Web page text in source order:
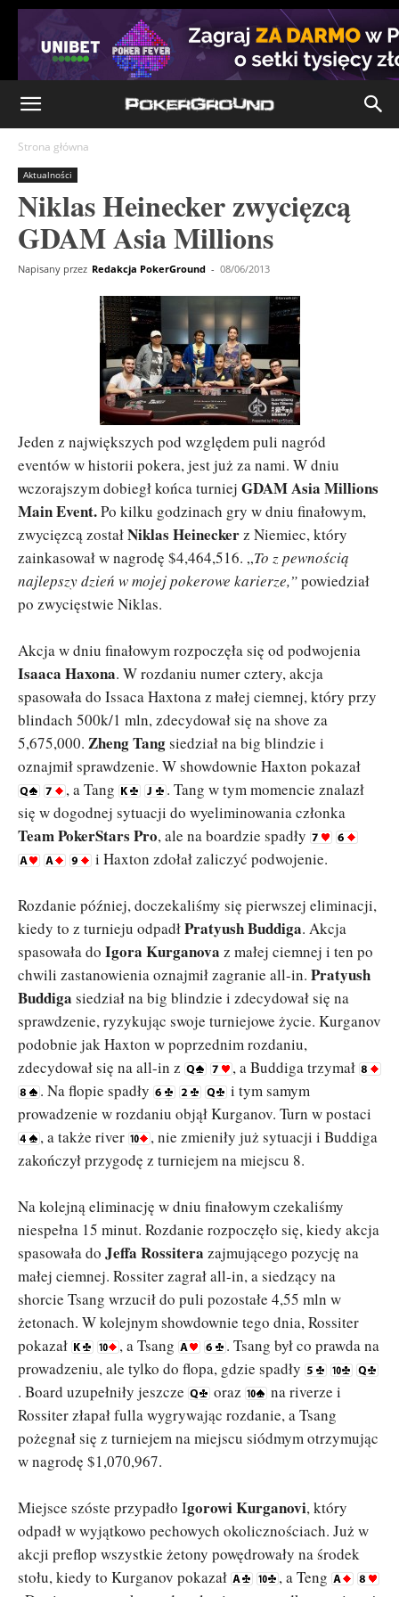
Strona główna
Aktualności
Niklas Heinecker zwycięzcą
GDAM Asia Millions
Napisany przez Redakcja PokerGround - 08/06/2013
Jeden z największych pod względem puli nagród
eventów w historii pokera, jest już za nami. W dniu
wczorajszym dobiegł końca turniej GDAM Asia Millions
Main Event.Po kilku godzinach gry w dniu finałowym,
zwycięzcą zostałNiklas Heineckerz Niemiec, który
zainkasował w nagrodę $4,464,516. „To z pewnością
najlepszy dzień w mojej pokerowe karierze,”powiedział
po zwycięstwie Niklas.
Akcja w dniu finałowym rozpoczęła się od podwojenia
Isaaca Haxona. W rozdaniu numer cztery, akcja
spasowała do Issaca Haxtona z małej ciemnej, który przy
blindach 500k/1 mln, zdecydował się na shove za
5,675,000. Zheng Tangsiedział na big blindzie i
oznajmił sprawdzenie. W showdownie Haxton pokazał
, a Tang
. Tang w tym momencie znalazł
się w dogodnej sytuacji do wyeliminowania członka
Team PokerStars Pro, ale na boardzie spadły
i Haxton zdołał zaliczyć podwojenie.
Rozdanie później, doczekaliśmy się pierwszej eliminacji,
kiedy to z turnieju odpadłPratyush Buddiga. Akcja
spasowała do Igora Kurganova z małej ciemnej i ten po
chwili zastanowienia oznajmił zagranie all-in. Pratyush
Buddiga siedział na big blindzie i zdecydował się na
sprawdzenie, ryzykując swoje turniejowe życie. Kurganov
podobnie jak Haxton w poprzednim rozdaniu,
zdecydował się na all-in z
, a Buddiga trzymał
. Na flopie spadły
i tym samym
prowadzenie w rozdaniu objął Kurganov. Turn w postaci
, a także river
, nie zmieniły już sytuacji i Buddiga
zakończył przygodę z turniejem na miejscu 8.
Na kolejną eliminację w dniu finałowym czekaliśmy
niespełna 15 minut. Rozdanie rozpoczęło się, kiedy akcja
spasowała do Jeffa Rossitera zajmującego pozycję na
małej ciemnej. Rossiter zagrał all-in, a siedzący na
shorcie Tsang wrzucił do puli pozostałe 4,55 mln w
żetonach. W kolejnym showdownie tego dnia, Rossiter
pokazał
, a Tsang
. Tsang był co prawda na
prowadzeniu, ale tylko do flopa, gdzie spadły
. Board uzupełniły jeszcze
oraz
na riverze i
Rossiter złapał fulla wygrywając rozdanie, a Tsang
pożegnał się z turniejem na miejscu siódmym otrzymując
w nagrodę $1,070,967.
Miejsce szóste przypadło Igorowi Kurganovi, który
odpadł w wyjątkowo pechowych okolicznościach. Już w
akcji preflop wszystkie żetony powędrowały na środek
stołu, kiedy to Kurganov pokazał
, a Teng